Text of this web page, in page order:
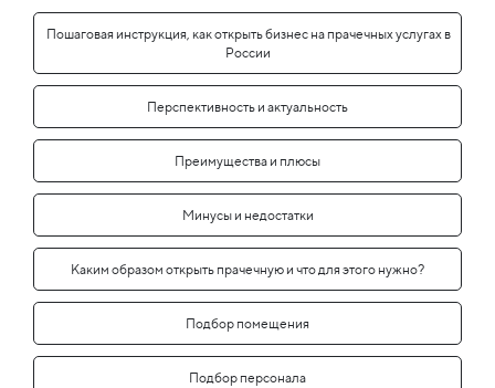
Пошаговая инструкция, как открыть бизнес на прачечных услугах в
России
Перспективность и актуальность
Преимущества и плюсы
Минусы и недостатки
Каким образом открыть прачечную и что для этого нужно?
Подбор помещения
Подбор персонала